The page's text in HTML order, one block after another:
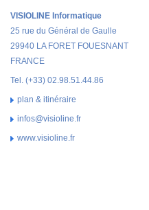
VISIOLINE Informatique
25 rue du Général de Gaulle
29940 LA FORET FOUESNANT
FRANCE
Tel. (+33) 02.98.51.44.86
plan & itinéraire
infos@visioline.fr
www.visioline.fr